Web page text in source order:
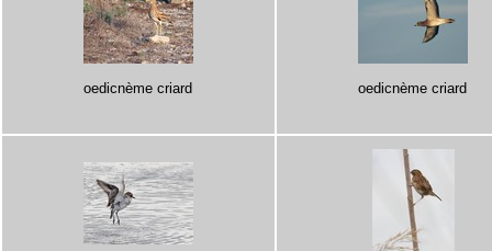
oedicnème criard oedicnème criard